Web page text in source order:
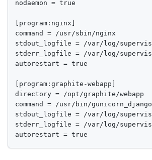
nodaemon = true
[program:nginx]
command = /usr/sbin/nginx
stdout_logfile = /var/log/
stderr_logfile = /var/log/
autorestart = true
[program:graphite-webapp]
directory = /opt/graphite/webapp
command = /usr/bin/
stdout_logfile = /var/log/
stderr_logfile = /var/log/
autorestart = true